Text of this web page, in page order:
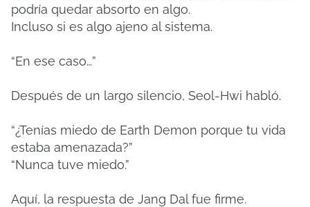
podría quedar absorto en algo.
Incluso si es algo ajeno al sistema.
“En ese caso…”
Después de un largo silencio, Seol-Hwi habló.
“¿Tenías miedo de Earth Demon porque tu vida
estaba amenazada?”
“Nunca tuve miedo.”
Aquí, la respuesta de Jang Dal fue firme.